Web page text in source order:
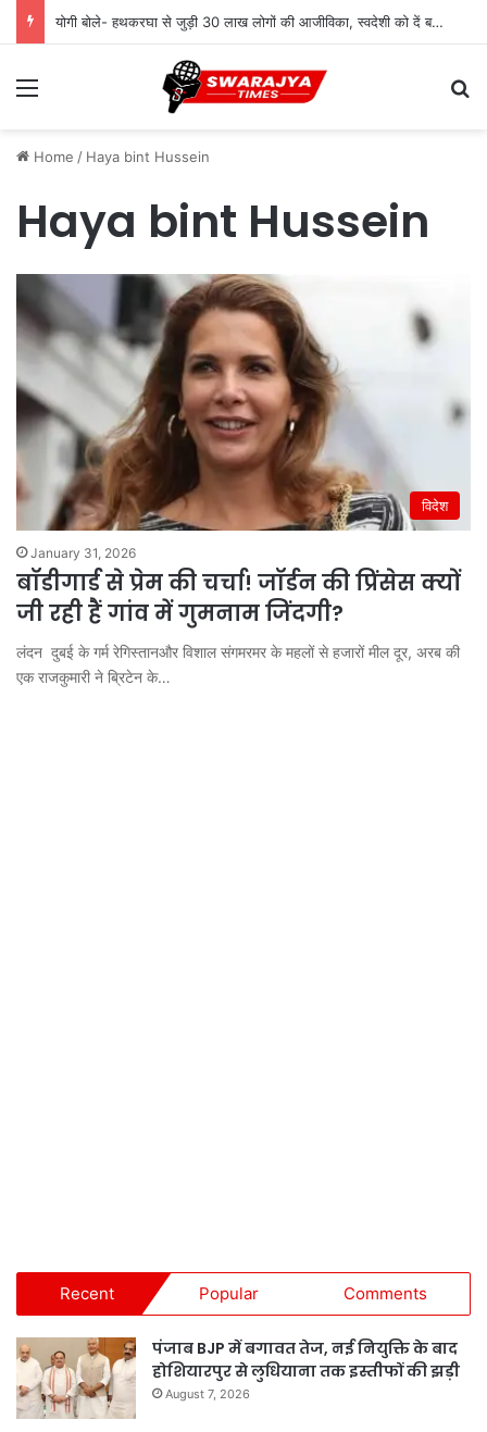
योगी बोले- हथकरघा से जुड़ी 30 लाख लोगों की आजीविका, स्वदेशी को दें बढ़ावा
Menu
Home / Haya bint Hussein
Haya bint Hussein
विदेश
January 31, 2026
बॉडीगार्ड से प्रेम की चर्चा! जॉर्डन की प्रिंसेस क्यों
जी रही हैं गांव में गुमनाम जिंदगी?
लंदन दुबई के गर्म रेगिस्तानऔर विशाल संगमरमर के महलों से हजारों मील दूर, अरब की
एक राजकुमारी ने ब्रिटेन के…
Recent Popular Comments
पंजाब BJP में बगावत तेज, नई नियुक्ति के बाद
होशियारपुर से लुधियाना तक इस्तीफों की झड़ी
August 7, 2026